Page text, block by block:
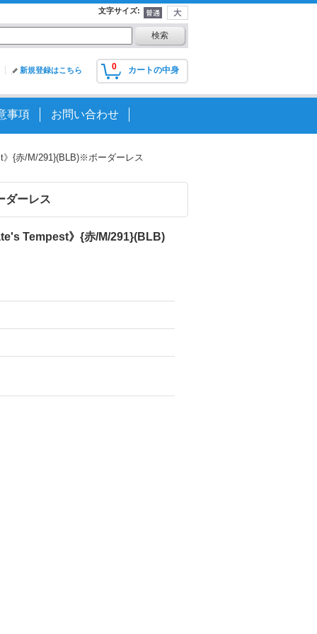
文字サイズ:
0 カートの中身
新規登録はこちら
事項 お問い合わせ
》{赤/M/291}(BLB)※ボーダーレス
ダーレス
Tempest》{赤/M/291}(BLB)